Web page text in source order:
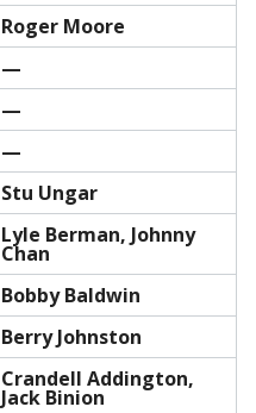
Roger Moore
—
—
—
Stu Ungar
Lyle Berman, Johnny
Chan
Bobby Baldwin
Berry Johnston
Crandell Addington,
Jack Binion